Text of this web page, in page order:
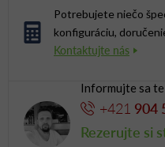
Potrebujete niečo
konfiguráciu,
Informujte sa
+421 904
Rezerujte si